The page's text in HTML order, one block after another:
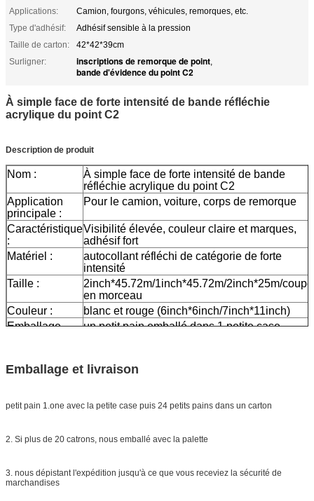
Applications:
Camion, fourgons, véhicules, remorques, etc.
Type d'adhésif:
Adhésif sensible à la pression
Taille de carton:
42*42*39cm
Surligner:
inscriptions de remorque de point,
bande d'évidence du point C2
À simple face de forte intensité de bande réfléchie
acrylique du point C2
Description de produit
Nom :
À simple face de forte intensité de bande
réfléchie acrylique du point C2
Application
principale :
Pour le camion, voiture, corps de remorque
Caractéristique
:
Visibilité élevée, couleur claire et marques,
adhésif fort
Matériel :
autocollant réfléchi de catégorie de forte
intensité
Taille :
2inch*45.72m/1inch*45.72m/2inch*25m/
en morceau
Couleur :
blanc et rouge (6inch*6inch/7inch*11inch)
Emballage
un petit pain emballé dans 1 petite case,
La livraison
7 jours, selon la quantité d'ordre
Emballage et livraison
petit pain 1.one avec la petite case puis 24 petits pains dans un carton
2. Si plus de 20 catrons, nous emballé avec la palette
3. nous dépistant l'expédition jusqu'à ce que vous receviez la sécurité de
marchandises